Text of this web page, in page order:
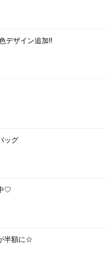
デザイン追加!!
ッグ
♡
半額に☆